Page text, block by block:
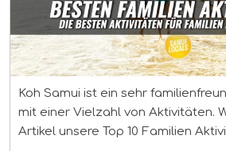
Koh Samui ist ein sehr
mit einer Vielzahl von Aktivitäten.
Artikel unsere Top 10 Familien